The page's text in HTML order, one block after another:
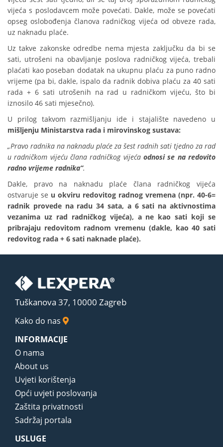
vijeća s poslodavcem može povećati. Dakle, može se povećati
opseg oslobođenja članova radničkog vijeća od obveze rada,
uz naknadu plaće.
Uz takve zakonske odredbe nema mjesta zaključku da bi se
sati, utrošeni na obavljanje poslova radničkog vijeća, trebali
plaćati kao poseban dodatak na ukupnu plaću za puno radno
vrijeme (pa bi, dakle, ispalo da radnik dobiva plaću za 40 sati
rada + 6 sati utrošenih na rad u radničkom vijeću, što bi
iznosilo 46 sati mjesečno).
U prilog takvom razmišljanju ide i stajalište navedeno u
mišljenju Ministarstva rada i mirovinskog sustava:
„Pravo radnika na naknadu plaće za šest radnih sati tjedno za rad
u radničkom vijeću člana radničkog vijeća odnosise na redovito
radno vrijeme radnika”.
Dakle, pravo na naknadu plaće člana radničkog vijeća
ostvaruje se u okviru redovitog radnog vremena (npr. 40-6=
radnik provede na radu 34 sata, a 6 sati na aktivnostima
vezanima uz rad radničkog vijeća), a ne kao sati koji se
pribrajaju redovitom radnom vremenu (dakle, kao 40 sati
redovitog rada + 6 sati naknade plaće).
Tuškanova 37, 10000 Zagreb
Kako do nas
INFORMACIJE
O nama
About us
Uvjeti korištenja
Opći uvjeti poslovanja
Zaštita privatnosti
Sadržaj portala
USLUGE